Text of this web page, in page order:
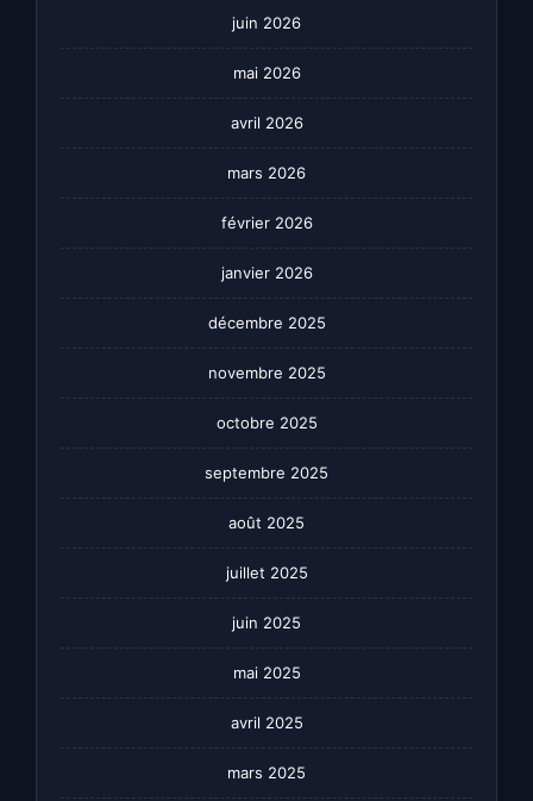
juin 2026
mai 2026
avril 2026
mars 2026
février 2026
janvier 2026
décembre 2025
novembre 2025
octobre 2025
septembre 2025
août 2025
juillet 2025
juin 2025
mai 2025
avril 2025
mars 2025